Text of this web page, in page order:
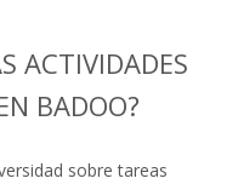
ACTIVIDADES
BADOO?
sobre tareas